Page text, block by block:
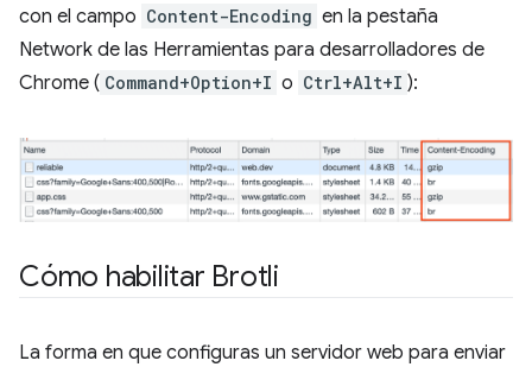
con el campo Content-Encoding en la pestaña
Network de las Herramientas para desarrolladores de
Chrome ( Command+Option+I o Ctrl+Alt+I ):
Cómo habilitar Brotli
La forma en que configuras un servidor web para enviar